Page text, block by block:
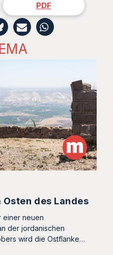
PDF
des Landes
einer neuen
der jordanischen
wird die Ostflanke…